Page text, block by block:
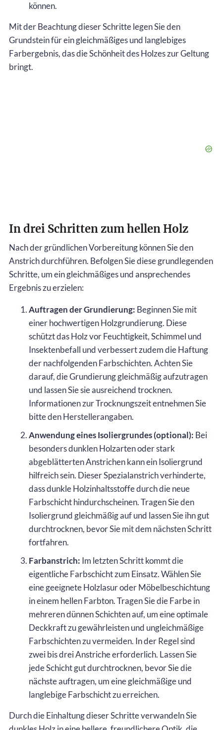
können.
Mit der Beachtung dieser Schritte legen Sie den
Grundstein für ein gleichmäßiges und langlebiges
Farbergebnis, das die Schönheit des Holzes zur Geltung
bringt.
In drei Schritten zum hellen Holz
Nach der gründlichen Vorbereitung können Sie den
Anstrich durchführen. Befolgen Sie diese grundlegenden
Schritte, um ein gleichmäßiges und ansprechendes
Ergebnis zu erzielen:
Auftragen der Grundierung: Beginnen Sie mit
einer hochwertigen Holzgrundierung. Diese
schützt das Holz vor Feuchtigkeit, Schimmel und
Insektenbefall und verbessert zudem die Haftung
der nachfolgenden Farbschichten. Achten Sie
darauf, die Grundierung gleichmäßig aufzutragen
und lassen Sie sie ausreichend trocknen.
Informationen zur Trocknungszeit entnehmen Sie
bitte den Herstellerangaben.
Anwendung eines Isoliergrundes (optional): Bei
besonders dunklen Holzarten oder stark
abgeblätterten Anstrichen kann ein Isoliergrund
hilfreich sein. Dieser Spezialanstrich verhinderte,
dass dunkle Holzinhaltsstoffe durch die neue
Farbschicht hindurchscheinen. Tragen Sie den
Isoliergrund gleichmäßig auf und lassen Sie ihn gut
durchtrocknen, bevor Sie mit dem nächsten Schritt
fortfahren.
Farbanstrich: Im letzten Schritt kommt die
eigentliche Farbschicht zum Einsatz. Wählen Sie
eine geeignete Holzlasur oder Möbelbeschichtung
in einem hellen Farbton. Tragen Sie die Farbe in
mehreren dünnen Schichten auf, um eine optimale
Deckkraft zu gewährleisten und ungleichmäßige
Farbschichten zu vermeiden. In der Regel sind
zwei bis drei Anstriche erforderlich. Lassen Sie
jede Schicht gut durchtrocknen, bevor Sie die
nächste auftragen, um eine gleichmäßige und
langlebige Farbschicht zu erreichen.
Durch die Einhaltung dieser Schritte verwandeln Sie